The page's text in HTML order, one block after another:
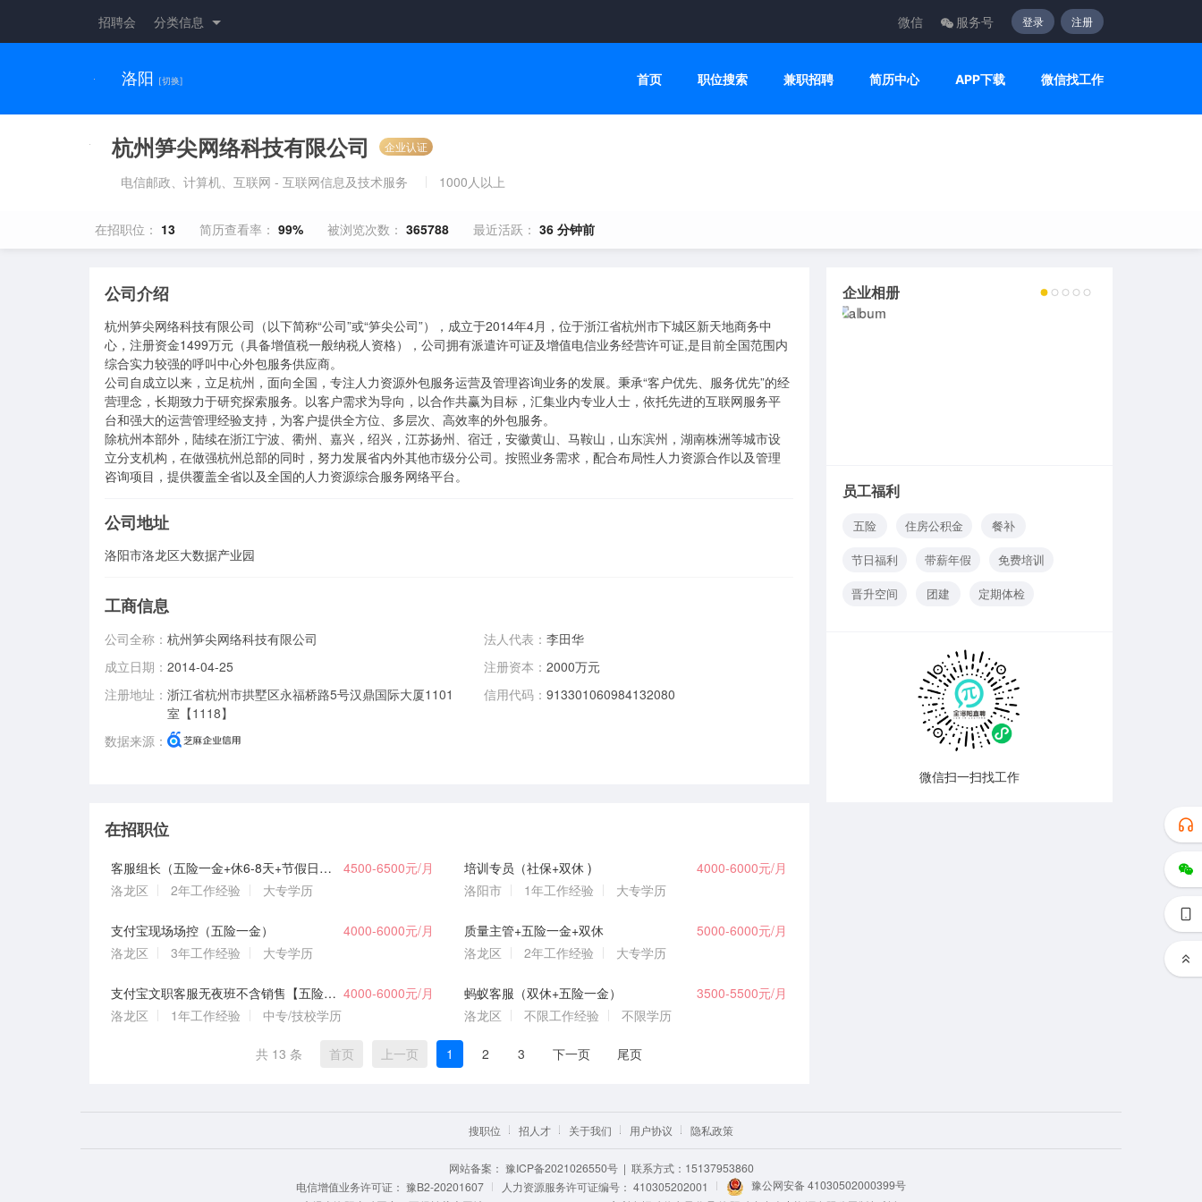
招聘会 分类信息 微信 服务号 登录 注册
洛阳 [切换] 首页 职位搜索 兼职招聘 简历中心 APP下载 微信找工作
杭州笋尖网络科技有限公司 企业认证
电信邮政、计算机、互联网 - 互联网信息及技术服务 1000人以上
在招职位： 13 简历查看率： 99% 被浏览次数： 365788 最近活跃： 36 分钟前
公司介绍
杭州笋尖网络科技有限公司（以下简称“公司”或“笋尖公司”），成立于2014年4月，位于浙江省杭州市下城区新天地商务中
心，注册资金1499万元（具备增值税一般纳税人资格），公司拥有派遣许可证及增值电信业务经营许可证,是目前全国范围内
综合实力较强的呼叫中心外包服务供应商。
公司自成立以来，立足杭州，面向全国，专注人力资源外包服务运营及管理咨询业务的发展。秉承“客户优先、服务优先”的经
营理念，长期致力于研究探索服务。以客户需求为导向，以合作共赢为目标，汇集业内专业人士，依托先进的互联网服务平
台和强大的运营管理经验支持，为客户提供全方位、多层次、高效率的外包服务。
除杭州本部外，陆续在浙江宁波、衢州、嘉兴，绍兴，江苏扬州、宿迁，安徽黄山、马鞍山，山东滨州，湖南株洲等城市设
立分支机构，在做强杭州总部的同时，努力发展省内外其他市级分公司。按照业务需求，配合布局性人力资源合作以及管理
咨询项目，提供覆盖全省以及全国的人力资源综合服务网络平台。
公司地址
洛阳市洛龙区大数据产业园
工商信息
公司全称：杭州笋尖网络科技有限公司
成立日期：2014-04-25
注册地址：浙江省杭州市拱墅区永福桥路5号汉鼎国际大厦1101
室【1118】
数据来源：
法人代表： 李田华
注册资本： 2000万元
信用代码： 913301060984132080
在招职位
客服组长（五险一金+休6-8天+节假日休）
4500-6500元/月
洛龙区
2年工作经验 大专学历
培训专员（社保+双休 )
4000-6000元/月
洛阳市
1年工作经验 大专学历
支付宝现场场控（五险一金）
4000-6000元/月
洛龙区
3年工作经验 大专学历
质量主管+五险一金+双休
5000-6000元/月
洛龙区
2年工作经验 大专学历
支付宝文职客服无夜班不含销售【五险一金+双休】 4000-6000元/月
洛龙区
1年工作经验 中专/技校学历
蚂蚁客服（双休+五险一金）
3500-5500元/月
洛龙区
不限工作经验 不限学历
共 13 条 首页 上一页 1 2 3 下一页 尾页
企业相册 2 3 4 5 6
员工福利
五险 住房公积金
餐补
节日福利
带薪年假
免费培训
晋升空间
团建 定期体检
微信扫一扫找工作
搜职位 招人才 关于我们 用户协议 隐私政策
网站备案： 豫ICP备2021026550号| 联系方式：15137953860
电信增值业务许可证： 豫B2-20201607
人力资源服务许可证编号： 410305202001
豫公网安备 41030502000399号